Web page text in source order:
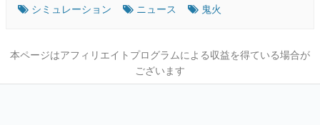
シミュレーション
ニュース 鬼火
本ページはアフィリエイトプログラムによる収益を得ている場合が
ございます